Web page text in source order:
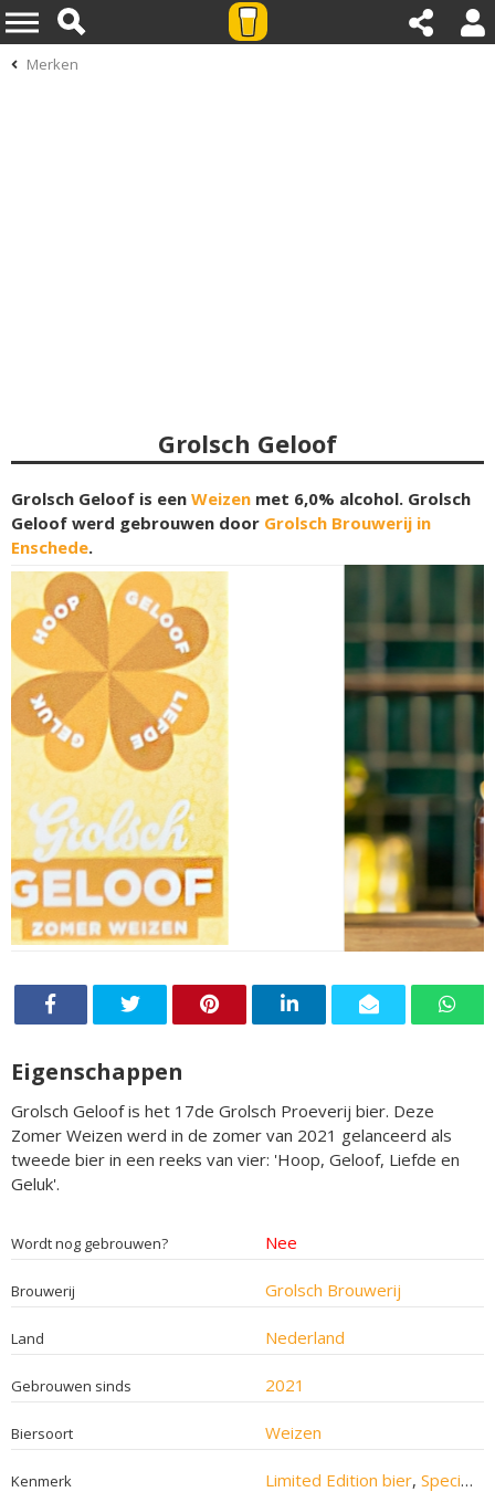
Merken
Grolsch Geloof
Grolsch Geloof is een Weizen met 6,0% alcohol. Grolsch
Geloof werd gebrouwen door Grolsch Brouwerij in
Enschede.
Eigenschappen
Grolsch Geloof is het 17de Grolsch Proeverij bier. Deze
Zomer Weizen werd in de zomer van 2021 gelanceerd als
tweede bier in een reeks van vier: 'Hoop, Geloof, Liefde en
Geluk'.
Wordt nog gebrouwen? Nee
Brouwerij Grolsch Brouwerij
Land Nederland
Gebrouwen sinds 2021
Biersoort Weizen
Kenmerk Limited Edition bier, Speciaalbier